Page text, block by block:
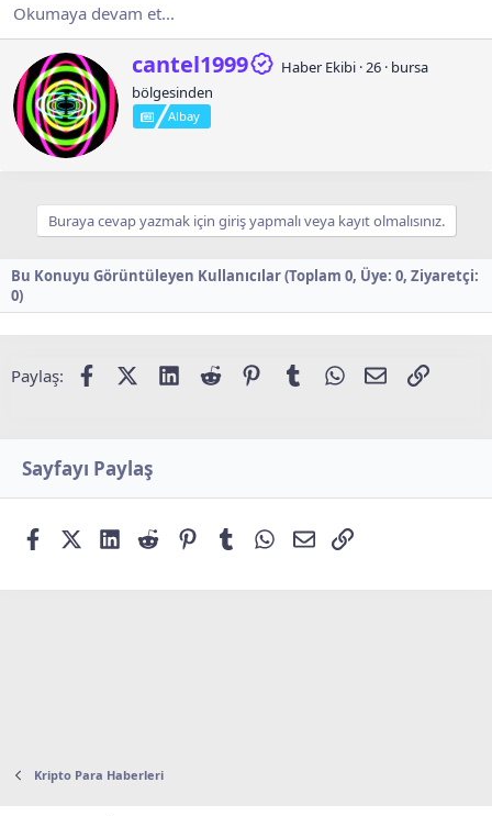
Okumaya devam et...
Y
a
z
cantel1999 Haber Ekibi ·26 · bursa
bölgesinden
Albay
Buraya cevap yazmak için giriş yapmalı veya kayıt olmalısınız.
Bu Konuyu Görüntüleyen Kullanıcılar (Toplam 0, Üye: 0, Ziyaretçi:
0)
Paylaş: Facebook LinkedIn
Reddit PinterestTumblrWhatsApp
E-postaBağlantı
Sayfayı Paylaş
Facebook LinkedIn
Reddit PinterestTumblr WhatsApp
E-postaBağlantı
Kripto Para Haberleri